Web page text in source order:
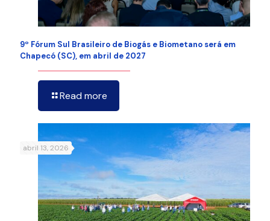
9º Fórum Sul Brasileiro de Biogás e Biometano será em
Chapecó (SC), em abril de 2027
Read more
abril 13, 2026